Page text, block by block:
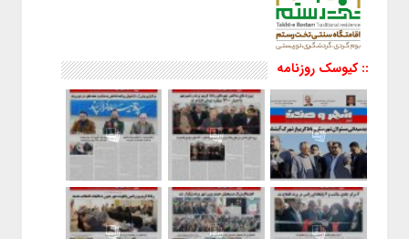
:: کیوسک روزنامه